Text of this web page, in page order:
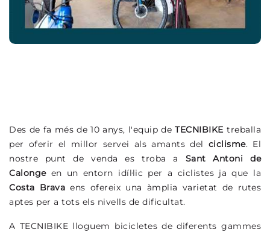
Des de fa més de 10 anys, l'equip de TECNIBIKEtreballa
per oferir el millor servei als amants del ciclisme. El
nostre punt de venda es troba a Sant Antoni de
Calonge en un entorn idíl·lic per a ciclistes ja que la
Costa Brava ens ofereix una àmplia varietat de rutes
aptes per a tots els nivells de dificultat.
A TECNIBIKE lloguem bicicletes de diferents gammes